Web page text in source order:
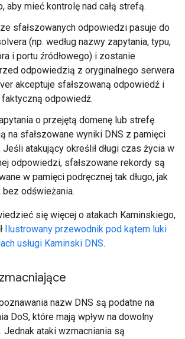
aby mieć kontrolę nad całą strefą.
sfałszowanych odpowiedzi pasuje do
(np. według nazwy zapytania, typu,
i portu źródłowego) i zostanie
odpowiedzią z oryginalnego serwera
akceptuje sfałszowaną odpowiedź i
odpowiedź.
o przejętą domenę lub strefę
na sfałszowane wyniki DNS z pamięci
atakujący określił długi czas życia w
odpowiedzi, sfałszowane rekordy są
w pamięci podręcznej tak długo, jak
odświeżania.
się więcej o atakach Kaminskiego,
Ilustrowany przewodnik pod kątem luki
usługi Kaminski DNS.
nazw DNS są podatne na
DoS, które mają wpływ na dowolny
ataki wzmacniania są